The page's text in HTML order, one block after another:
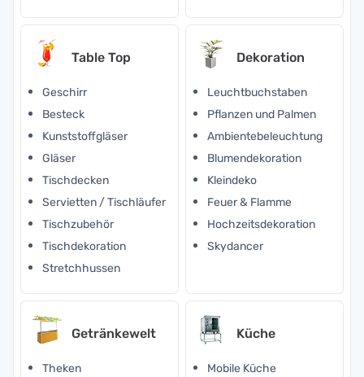
Table Top
Geschirr
Besteck
Kunststoffgläser
Gläser
Tischdecken
Servietten / Tischläufer
Tischzubehör
Tischdekoration
Stretchhussen
Dekoration
Leuchtbuchstaben
Pflanzen und Palmen
Ambientebeleuchtung
Blumendekoration
Kleindeko
Feuer & Flamme
Hochzeitsdekoration
Skydancer
Getränkewelt
Theken
Küche
Mobile Küche